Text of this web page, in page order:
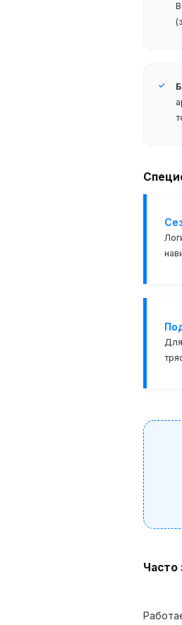
✓
Часто